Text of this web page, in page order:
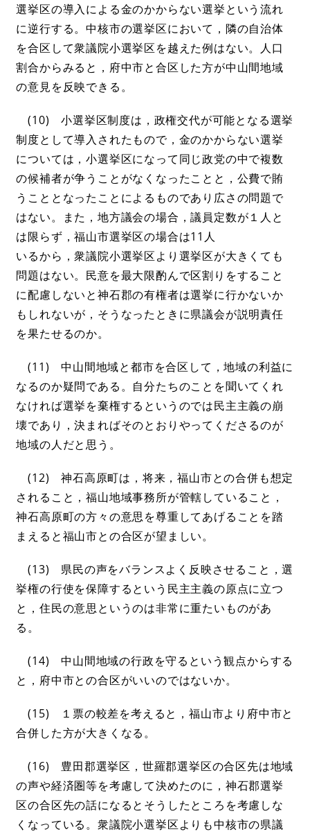
選挙区の導入による金のかからない選挙という流れ
に逆行する。中核市の選挙区において，隣の自治体
を合区して衆議院小選挙区を越えた例はない。人口
割合からみると，府中市と合区した方が中山間地域
の意見を反映できる。
(10) 小選挙区制度は，政権交代が可能となる選挙
制度として導入されたもので，金のかからない選挙
については，小選挙区になって同じ政党の中で複数
の候補者が争うことがなくなったことと，公費で賄
うこととなったことによるものであり広さの問題で
はない。また，地方議会の場合，議員定数が１人と
は限らず，福山市選挙区の場合は11人
いるから，衆議院小選挙区より選挙区が大きくても
問題はない。民意を最大限酌んで区割りをすること
に配慮しないと神石郡の有権者は選挙に行かないか
もしれないが，そうなったときに県議会が説明責任
を果たせるのか。
(11) 中山間地域と都市を合区して，地域の利益に
なるのか疑問である。自分たちのことを聞いてくれ
なければ選挙を棄権するというのでは民主主義の崩
壊であり，決まればそのとおりやってくださるのが
地域の人だと思う。
(12) 神石高原町は，将来，福山市との合併も想定
されること，福山地域事務所が管轄していること，
神石高原町の方々の意思を尊重してあげることを踏
まえると福山市との合区が望ましい。
(13) 県民の声をバランスよく反映させること，選
挙権の行使を保障するという民主主義の原点に立つ
と，住民の意思というのは非常に重たいものがあ
る。
(14) 中山間地域の行政を守るという観点からする
と，府中市との合区がいいのではないか。
(15) １票の較差を考えると，福山市より府中市と
合併した方が大きくなる。
(16) 豊田郡選挙区，世羅郡選挙区の合区先は地域
の声や経済圏等を考慮して決めたのに，神石郡選挙
区の合区先の話になるとそうしたところを考慮しな
くなっている。衆議院小選挙区よりも中核市の県議